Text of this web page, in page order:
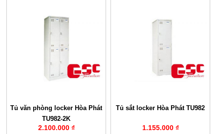
Tủ văn phòng locker Hòa Phát
TU982-2K
2.100.000 ₫
Tủ sắt locker Hòa Phát TU982
1.155.000 ₫